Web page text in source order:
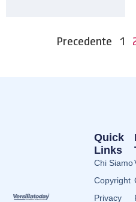
Precedente 1
Quick
Links
Chi Siamo
Copyright
Privacy